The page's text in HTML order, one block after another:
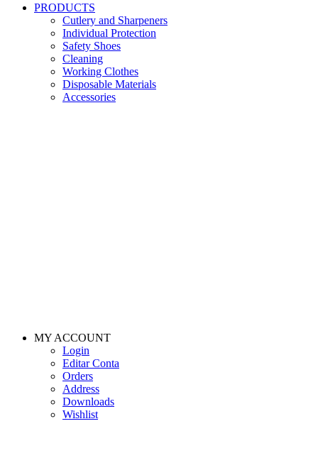
PRODUCTS
Cutlery and Sharpeners
Individual Protection
Safety Shoes
Cleaning
Working Clothes
Disposable Materials
Accessories
MY ACCOUNT
Login
Editar Conta
Orders
Address
Downloads
Wishlist